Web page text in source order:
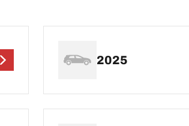
2025